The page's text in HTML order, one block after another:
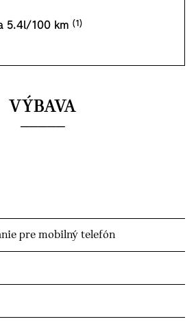
5.4l/100 km
VÝBAVA
pre mobilný telefón